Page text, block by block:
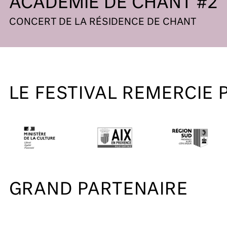
ACADÉMIE DE CHANT #2
CONCERT DE LA RÉSIDENCE DE CHANT
LE FESTIVAL REMERCIE
GRAND PARTENAIRE